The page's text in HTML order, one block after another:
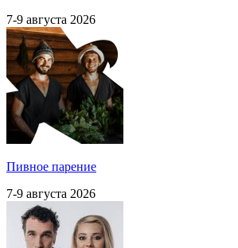
7-9 августа 2026
Пивное парение
7-9 августа 2026